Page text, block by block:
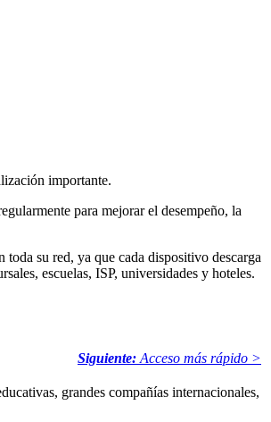
importante.
para mejorar el desempeño, la
su red, ya que cada dispositivo descarga
escuelas, ISP, universidades y hoteles.
Siguiente: Acceso más rápido >
grandes compañías internacionales,